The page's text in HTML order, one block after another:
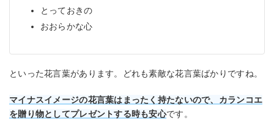
とっておきの
おおらかな心
といった花言葉があります。どれも素敵な花言葉ばかりですね。
マイナスイメージの花言葉はまったく持たないので、カランコエ
を贈り物としてプレゼントする時も安心です。